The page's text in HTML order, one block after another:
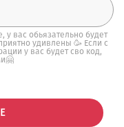
вас обьязательно будет
удивлены 🥳 Если с
у вас будет сво код,